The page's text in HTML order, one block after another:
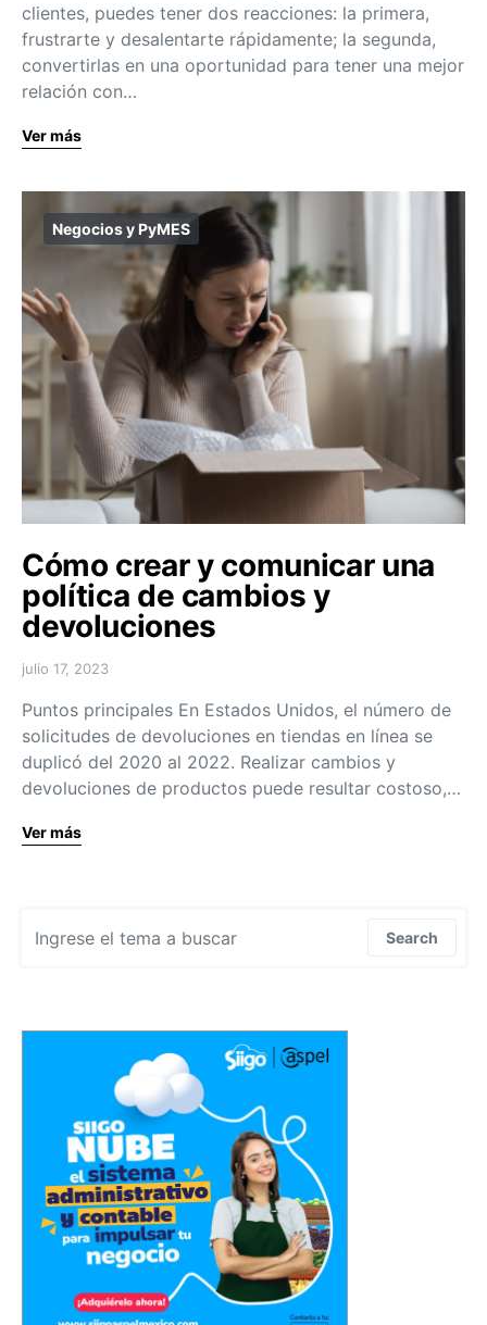
clientes, puedes tener dos reacciones: la primera,
frustrarte y desalentarte rápidamente; la segunda,
convertirlas en una oportunidad para tener una mejor
relación con…
Ver más
Negocios y PyMES
Cómo crear y comunicar una
política de cambios y
devoluciones
julio 17, 2023
Puntos principales En Estados Unidos, el número de
solicitudes de devoluciones en tiendas en línea se
duplicó del 2020 al 2022. Realizar cambios y
devoluciones de productos puede resultar costoso,…
Ver más
Search